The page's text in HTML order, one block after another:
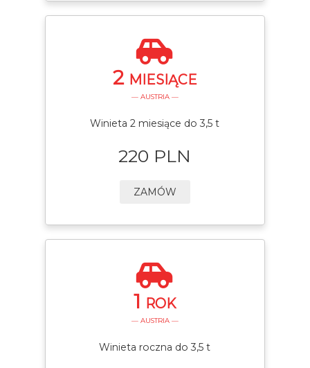
2 MIESIĄCE
— AUSTRIA —
Winieta 2 miesiące do 3,5 t
220 PLN
ZAMÓW
1 ROK
— AUSTRIA —
Winieta roczna do 3,5 t